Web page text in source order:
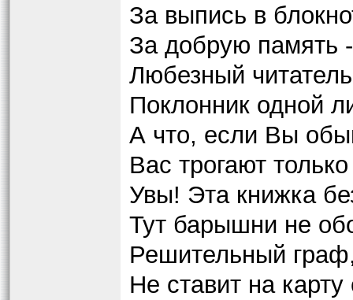
За выпись в
За добрую память
Любезный
Поклонник одной
А что, если Вы
Вас трогают
Увы! Эта книжка
Тут барышни не
Решительный
Не ставит на